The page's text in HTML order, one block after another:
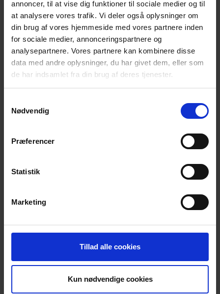
annoncer, til at vise dig funktioner til sociale medier og til
at analysere vores trafik. Vi deler også oplysninger om
din brug af vores hjemmeside med vores partnere inden
for sociale medier, annonceringspartnere og
analysepartnere. Vores partnere kan kombinere disse
data med andre oplysninger, du har givet dem, eller som
de har indsamlet fra din brug af deres tjenester.
Nødvendig
Præferencer
Statistik
Marketing
Tillad alle cookies
Kun nødvendige cookies
Vi går igen følgende søndage: 4. oktober, 1. november
og 6. december 2020
Alle er velkomne!
Det der tales om er i fortrolighed mellem deltagerne.
Helle Fristed, tlf. 5091 7489
DETALJER
6. september 2020
ARRANGØR
Lise Tarkiainen / Helle
3089 3576 / 5091 7489